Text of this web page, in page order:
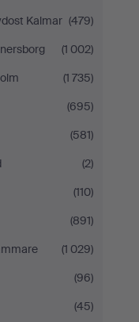
Kalmar (479)
(1 002)
(1 735)
(695)
(581)
(2)
(110)
(891)
(1 029)
(96)
(45)